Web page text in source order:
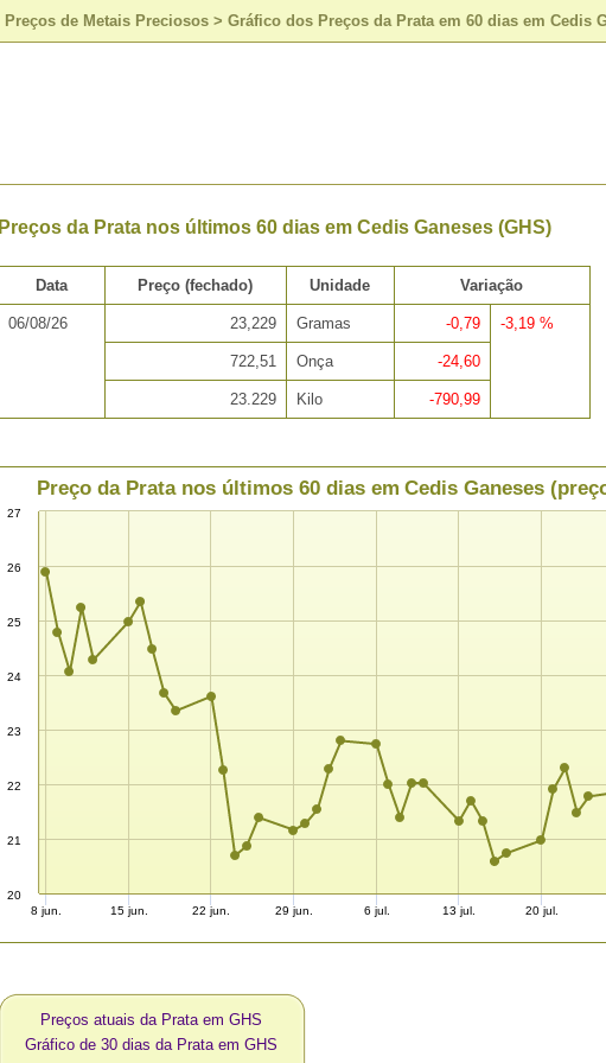
Preços de Metais Preciosos > Gráfico dos Preços da Prata em 60 dias em Cedis
Preços da Prata nos últimos 60 dias em Cedis Ganeses (GHS)
Data Preço (fechado) Unidade Variação
06/08/26 23,229 Gramas -0,79 -3,19 %
722,51 Onça -24,60
23.229 Kilo -790,99
Preço da Prata nos últimos 60 dias em Cedis Ganeses
20
21
22
23
24
25
26
27
8 jun. 15 jun. 22 jun. 29 jun. 6 jul. 13 jul. 20 jul.
Preços atuais da Prata em GHS
Gráfico de 30 dias da Prata em GHS